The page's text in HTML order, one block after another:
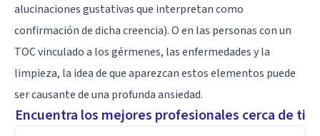
alucinaciones gustativas que interpretan como
confirmación de dicha creencia). O en las personas con un
TOC vinculado a los gérmenes, las enfermedades y la
limpieza, la idea de que aparezcan estos elementos puede
ser causante de una profunda ansiedad.
Encuentra los mejores profesionales cerca de ti